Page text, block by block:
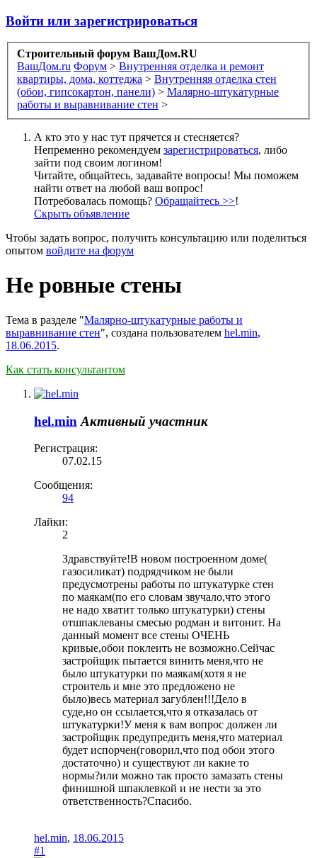
Войти или зарегистрироваться
Строительный форум ВашДом.RU
ВашДом.ru Форум > Внутренняя отделка и ремонт
квартиры, дома, коттеджа > Внутренняя отделка стен
(обои, гипсокартон, панели) > Малярно-штукатурные
работы и выравнивание стен >
А кто это у нас тут прячется и стесняется?
Непременно рекомендуем зарегистрироваться, либо
зайти под своим логином!
Читайте, общайтесь, задавайте вопросы! Мы поможем
найти ответ на любой ваш вопрос!
Потребовалась помощь? Обращайтесь >>!
Скрыть объявление
Чтобы задать вопрос, получить консультацию или поделиться
опытом войдите на форум
Не ровные стены
Тема в разделе "Малярно-штукатурные работы и
выравнивание стен", создана пользователем hel.min,
18.06.2015.
Как стать консультантом
hel.min Активный участник
Регистрация:
07.02.15
Сообщения:
94
Лайки:
2
Здравствуйте!В новом построенном доме(
газосиликат) подрядчиком не были
предусмотрены работы по штукатурке стен
по маякам(по его словам звучало,что этого
не надо хватит только штукатурки) стены
отшпаклеваны смесью родман и витонит. На
данный момент все стены ОЧЕНЬ
кривые,обои поклеить не возможно.Сейчас
застройщик пытается винить меня,что не
было штукатурки по маякам(хотя я не
строитель и мне это предложено не
было)весь материал загублен!!!Дело в
суде,но он ссылается,что я отказалась от
штукатурки!У меня к вам вопрос должен ли
застройщик предупредить меня,что материал
будет испорчен(говорил,что под обои этого
достаточно) и существуют ли какие то
нормы?или можно так просто замазать стены
финишной шпаклевкой и не нести за это
ответственность?Спасибо.
hel.min, 18.06.2015
#1